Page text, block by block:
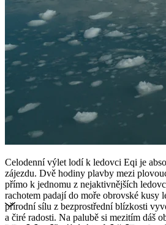
Celodenní výlet lodí k ledovci Eqi je
zájezdu. Dvě hodiny plavby mezi
přímo k jednomu z nejaktivnějších
rachotem padají do moře obrovské kusy
přírodní sílu z bezprostřední blízkosti
a čiré radosti. Na palubě si mezitím dáš